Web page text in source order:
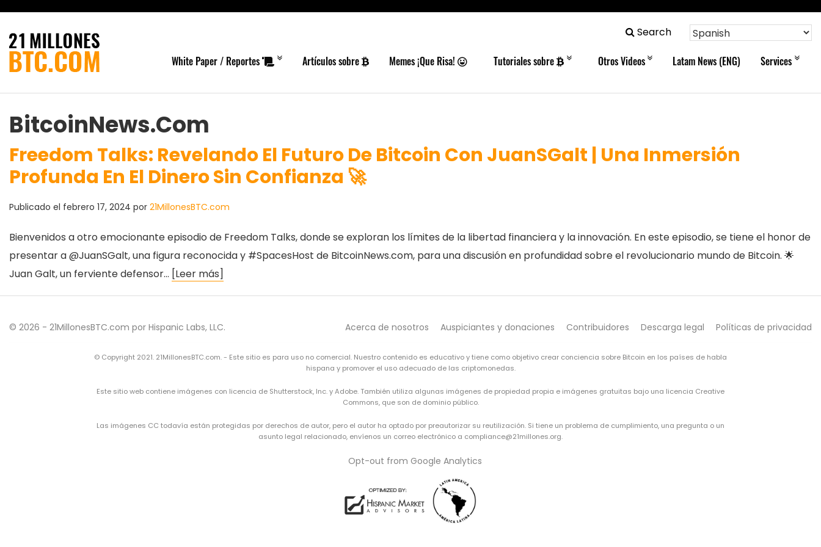
Search
White Paper / Reportes Artículos sobre Memes ¡Que Risa! Tutoriales sobre Otros Videos Latam News (ENG) Services
BitcoinNews.com
Freedom Talks: Revelando El Futuro De Bitcoin Con JuanSGalt | Una Inmersión
Profunda En El Dinero Sin Confianza 🚀
Publicado el febrero 17, 2024 por 21MillonesBTC.com
Bienvenidos a otro emocionante episodio de Freedom Talks, donde se exploran los límites de la libertad financiera y la innovación. En este episodio, se tiene el honor de
presentar a @JuanSGalt, una figura reconocida y #SpacesHost de BitcoinNews.com, para una discusión en profundidad sobre el revolucionario mundo de Bitcoin. 🌟
Juan Galt, un ferviente defensor… [Leer más]
© 2026 - 21MillonesBTC.com por Hispanic Labs, LLC. Acerca de nosotros Auspiciantes y donaciones Contribuidores Descarga legal Políticas de privacidad
© Copyright 2021. 21MillonesBTC.com. - Este sitio es para uso no comercial. Nuestro contenido es educativo y tiene como objetivo crear conciencia sobre Bitcoin en los países de habla
hispana y promover el uso adecuado de las criptomonedas.
Este sitio web contiene imágenes con licencia de Shutterstock, Inc. y Adobe. También utiliza algunas imágenes de propiedad propia e imágenes gratuitas bajo una licencia Creative
Commons, que son de dominio público.
Las imágenes CC todavía están protegidas por derechos de autor, pero el autor ha optado por preautorizar su reutilización. Si tiene un problema de cumplimiento, una pregunta o un
asunto legal relacionado, envíenos un correo electrónico a compliance@21millones.org.
Opt-out from Google Analytics